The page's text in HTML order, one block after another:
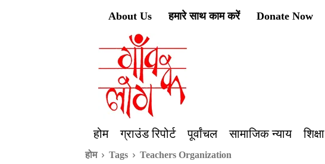
About Us हमारे साथ काम करें Donate Now
होम ग्राउंड रिपोर्ट पूर्वांचल सामाजिक न्याय शिक्षा
होम Tags Teachers Organization